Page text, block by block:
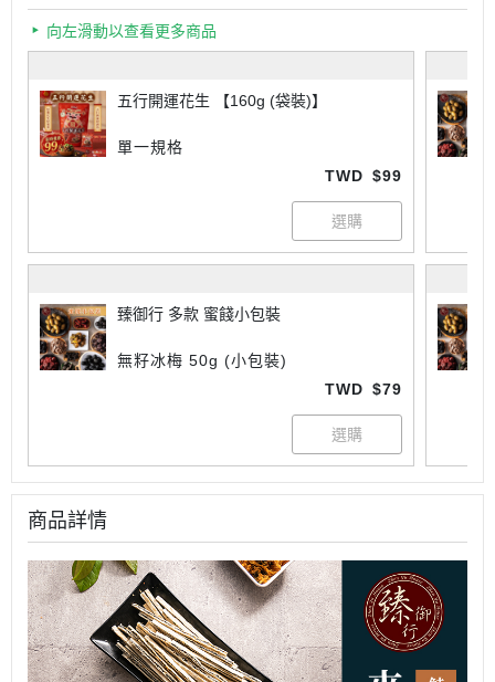
向左滑動以查看更多商品
五行開運花生 【160g (袋裝)】
單一規格
TWD $99
臻御行 多款 蜜餞小包裝
無籽冰梅 50g (小包裝)
TWD $79
商品詳情